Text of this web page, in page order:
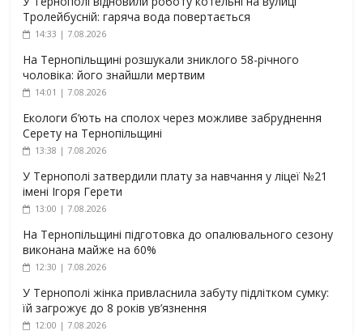
Тролейбусній: гаряча вода повертається
14:33 | 7.08.2026
На Тернопільщині розшукали зниклого 58-річного
чоловіка: його знайшли мертвим
14:01 | 7.08.2026
Екологи б’ють на сполох через можливе забруднення
Серету на Тернопільщині
13:38 | 7.08.2026
У Тернополі затвердили плату за навчання у ліцеї №21
імені Ігоря Герети
13:00 | 7.08.2026
На Тернопільщині підготовка до опалювального сезону
виконана майже на 60%
12:30 | 7.08.2026
У Тернополі жінка привласнила забуту підлітком сумку:
їй загрожує до 8 років ув’язнення
12:00 | 7.08.2026